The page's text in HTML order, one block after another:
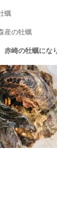
蠣
産の牡蠣
崎の牡蠣にな